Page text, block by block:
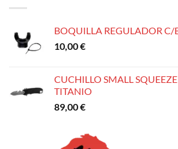
BOQUILLA REGULADOR C/
10,00€
CUCHILLO SMALL
TITANIO
89,00€